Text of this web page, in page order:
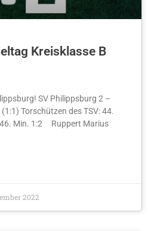
Kreisklasse B
SV Philippsburg 2 –
Torschützen des TSV: 44.
Min. 1:2 Ruppert Marius
2022